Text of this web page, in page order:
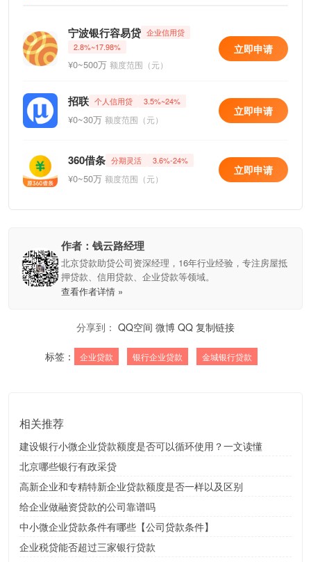
宁波银行容易贷 企业信用贷
2.8%~17.98%
¥0~500万 额度范围（元）
立即申请
招联 个人信用贷 3.5%~24%
¥0~30万 额度范围（元）
立即申请
360借条 分期灵活 3.6%-24%
¥0~50万 额度范围（元）
立即申请
作者：钱云路经理
北京贷款助贷公司资深经理，16年行业经验，专注房屋抵
押贷款、信用贷款、企业贷款等领域。
查看作者详情 »
分享到： QQ空间 微博 QQ 复制链接
标签： 企业贷款 银行企业贷款 金城银行贷款
相关推荐
建设银行小微企业贷款额度是否可以循环使用？一文读懂
北京哪些银行有政采贷
高新企业和专精特新企业贷款额度是否一样以及区别
给企业做融资贷款的公司靠谱吗
中小微企业贷款条件有哪些【公司贷款条件】
企业税贷能否超过三家银行贷款